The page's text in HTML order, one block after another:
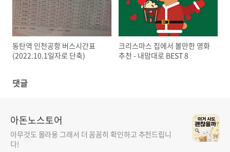
동탄역 인천공항 버스시간표
(2022.10.1일자로 단축)
크리스마스 집에서 볼만한 영화
추천 - 내맘대로 BEST 8
댓글
아돈노스토어
아무것도 몰라용 그래서 더 꼼꼼히 확인하고 추천드립니
다!